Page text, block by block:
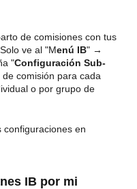
de comisiones con tus
ve al "Menú IB" →
"Configuración Sub-
comisión para cada
o por grupo de
configuraciones en
IB por mi